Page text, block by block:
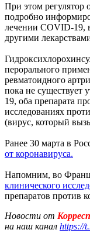
При этом регулятор
подробно
лечении COVID-19,
другими
перорального
ревматоидного
пока не существует
19, оба препарата
исследованиях
(вирус, который
Ранее 30 марта в
от коронавируса.
Напомним, во
клинического
препаратов против
Новости от
на наш канал https://